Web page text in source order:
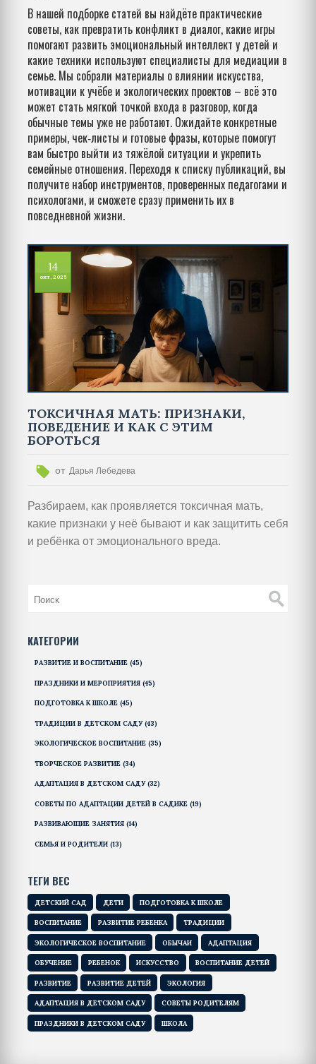
В нашей подборке статей вы найдёте практические
советы, как превратить конфликт в диалог, какие игры
помогают развить эмоциональный интеллект у детей и
какие техники используют специалисты для медиации в
семье. Мы собрали материалы о влиянии искусства,
мотивации к учёбе и экологических проектов – всё это
может стать мягкой точкой входа в разговор, когда
обычные темы уже не работают. Ожидайте конкретные
примеры, чек‑листы и готовые фразы, которые помогут
вам быстро выйти из тяжёлой ситуации и укрепить
семейные отношения. Переходя к списку публикаций, вы
получите набор инструментов, проверенных педагогами и
психологами, и сможете сразу применить их в
повседневной жизни.
14
окт, 2025
ТОКСИЧНАЯ МАТЬ: ПРИЗНАКИ,
ПОВЕДЕНИЕ И КАК С ЭТИМ
БОРОТЬСЯ
от Дарья Лебедева
Разбираем, как проявляется токсичная мать,
какие признаки у неё бывают и как защитить себя
и ребёнка от эмоционального вреда.
КАТЕГОРИИ
РАЗВИТИЕ И ВОСПИТАНИЕ (45)
ПРАЗДНИКИ И МЕРОПРИЯТИЯ (45)
ПОДГОТОВКА К ШКОЛЕ (45)
ТРАДИЦИИ В ДЕТСКОМ САДУ(43)
ЭКОЛОГИЧЕСКОЕ ВОСПИТАНИЕ (35)
ТВОРЧЕСКОЕ РАЗВИТИЕ (34)
АДАПТАЦИЯ В ДЕТСКОМ САДУ(32)
СОВЕТЫ ПО АДАПТАЦИИ ДЕТЕЙ В САДИКЕ (19)
РАЗВИВАЮЩИЕ ЗАНЯТИЯ (14)
СЕМЬЯ И РОДИТЕЛИ (13)
ТЕГИ ВЕС
ДЕТСКИЙ САД ДЕТИ ПОДГОТОВКА К ШКОЛЕ
ВОСПИТАНИЕ РАЗВИТИЕ РЕБЕНКА ТРАДИЦИИ
ЭКОЛОГИЧЕСКОЕ ВОСПИТАНИЕ ОБЫЧАИ АДАПТАЦИЯ
ОБУЧЕНИЕ РЕБЕНОК ИСКУССТВО ВОСПИТАНИЕ ДЕТЕЙ
РАЗВИТИЕ РАЗВИТИЕ ДЕТЕЙ ЭКОЛОГИЯ
АДАПТАЦИЯ В ДЕТСКОМ САДУ СОВЕТЫ РОДИТЕЛЯМ
ПРАЗДНИКИ В ДЕТСКОМ САДУ ШКОЛА